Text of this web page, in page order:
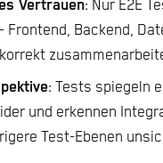
Vertrauen: Nur E2E
Frontend, Backend,
: Tests spiegeln
und erkennen
Test-Ebenen